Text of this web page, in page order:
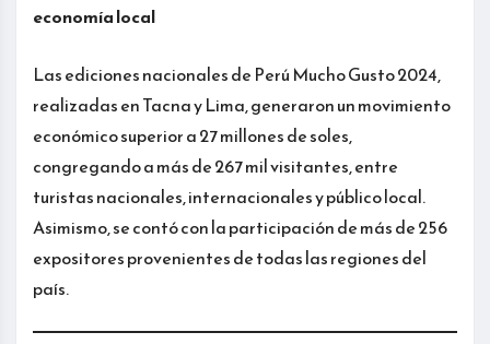
economía local
Las ediciones nacionales de Perú Mucho Gusto 2024,
realizadas en Tacna y Lima, generaron un movimiento
económico superior a 27 millones de soles,
congregando a más de 267 mil visitantes, entre
turistas nacionales, internacionales y público local.
Asimismo, se contó con la participación de más de 256
expositores provenientes de todas las regiones del
país.